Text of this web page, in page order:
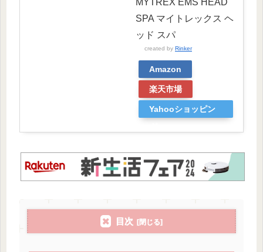
MYTREX EMS HEAD
SPA マイトレックス ヘ
ッド スパ
created by Rinker
Amazon
楽天市場
Yahooショッピン
目次